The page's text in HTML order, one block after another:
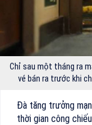
Chỉ sau một tháng ra
vé bán ra trước khi
Đà tăng trưởng
thời gian công